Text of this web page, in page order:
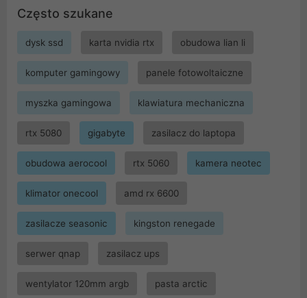
Często szukane
dysk ssd karta nvidia rtx obudowa lian li
komputer gamingowy panele fotowoltaiczne
myszka gamingowa klawiatura mechaniczna
rtx 5080 gigabyte zasilacz do laptopa
obudowa aerocool rtx 5060 kamera neotec
klimator onecool amd rx 6600
zasilacze seasonic kingston renegade
serwer qnap zasilacz ups
wentylator 120mm argb pasta arctic